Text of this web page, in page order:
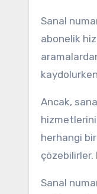
Sanal
abonelik
Ancak,
herhangi
çözebilirler.
Sanal